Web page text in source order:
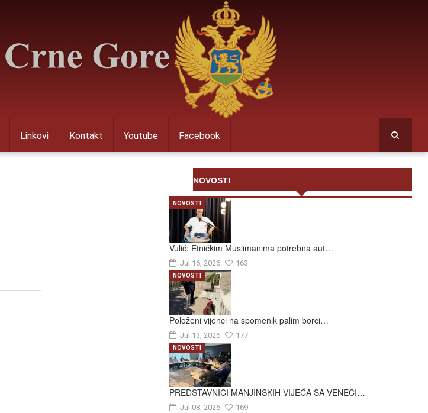
Linkovi Kontakt Youtube Facebook
NOVOSTI
Vulić: Etničkim Muslimanima potrebna aut…
Jul 16, 2026 163
NOVOSTI
Položeni vijenci na spomenik palim borci…
Jul 13, 2026 177
NOVOSTI
PREDSTAVNICI MANJINSKIH VIJEĆA SA VENECI…
Jul 08, 2026 169
NOVOSTI